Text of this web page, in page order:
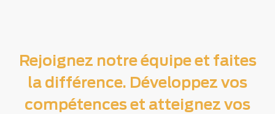
Rejoignez notre équipe et faites
la différence. Développez vos
compétences et atteignez vos